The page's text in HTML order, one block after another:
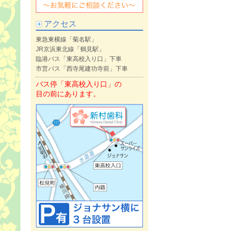
アクセス
東急東横線「菊名駅」
JR京浜東北線「鶴見駅」
臨港バス「東高校入り口」下車
市営バス「西寺尾建功寺前」下車
バス停「東高校入り口」の
目の前にあります。